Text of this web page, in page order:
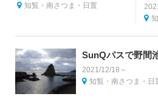
知覧・南さつま・日置
SunQパスで野間
2021/12/18～
知覧・南さつま・日